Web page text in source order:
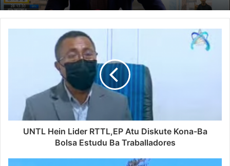
UNTL Hein Lider RTTL,EP Atu Diskute Kona-Ba
Bolsa Estudu Ba Traballadores